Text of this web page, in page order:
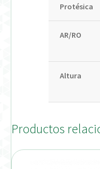
Protésica
AR/RO
Altura
Productos